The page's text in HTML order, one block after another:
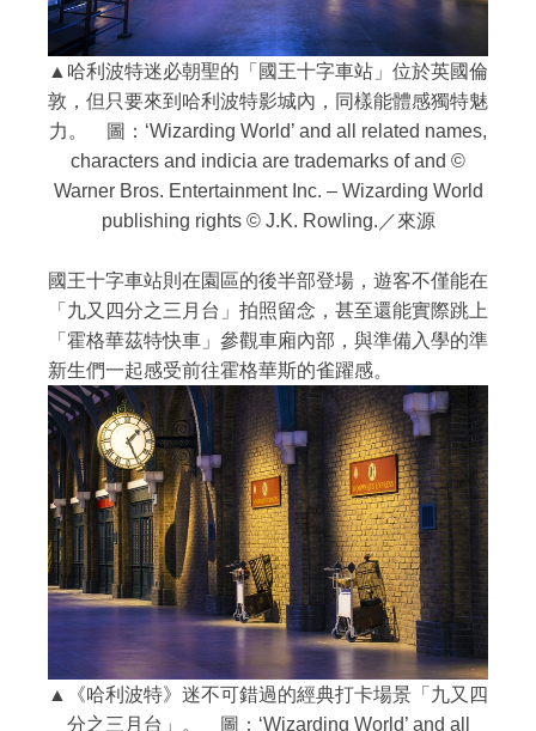
▲哈利波特迷必朝聖的「國王十字車站」位於英國倫
敦，但只要來到哈利波特影城內，同樣能體感獨特魅
力。 圖：‘Wizarding World’ and all related names,
characters and indicia are trademarks of and ©
Warner Bros. Entertainment Inc. – Wizarding World
publishing rights © J.K. Rowling.／來源
國王十字車站則在園區的後半部登場，遊客不僅能在
「九又四分之三月台」拍照留念，甚至還能實際跳上
「霍格華茲特快車」參觀車廂內部，與準備入學的準
新生們一起感受前往霍格華斯的雀躍感。
▲《哈利波特》迷不可錯過的經典打卡場景「九又四
分之三月台」。 圖：‘Wizarding World’ and all